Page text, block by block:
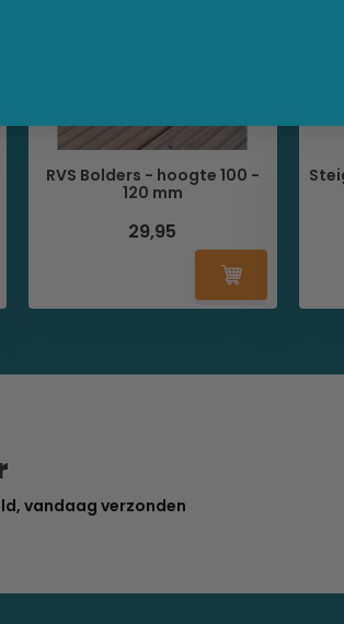
RVS Bolders - hoogte 100 -
120 mm
29,95
vandaag verzonden